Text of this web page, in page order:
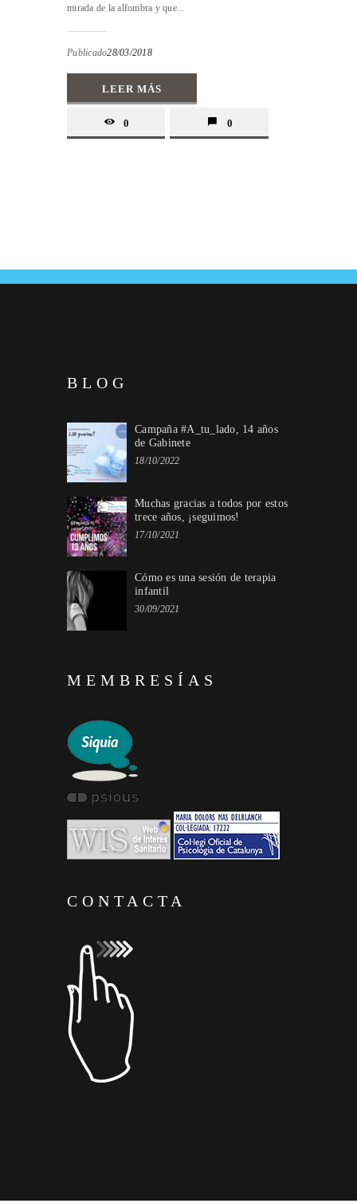
mirada de la alfombra y que...
Publicado28/03/2018
LEER MÁS
0 0
BLOG
Campaña #A_tu_lado, 14 años
de Gabinete
18/10/2022
Muchas gracias a todos por estos
trece años, ¡seguimos!
17/10/2021
Cómo es una sesión de terapia
infantil
30/09/2021
MEMBRESÍAS
CONTACTA